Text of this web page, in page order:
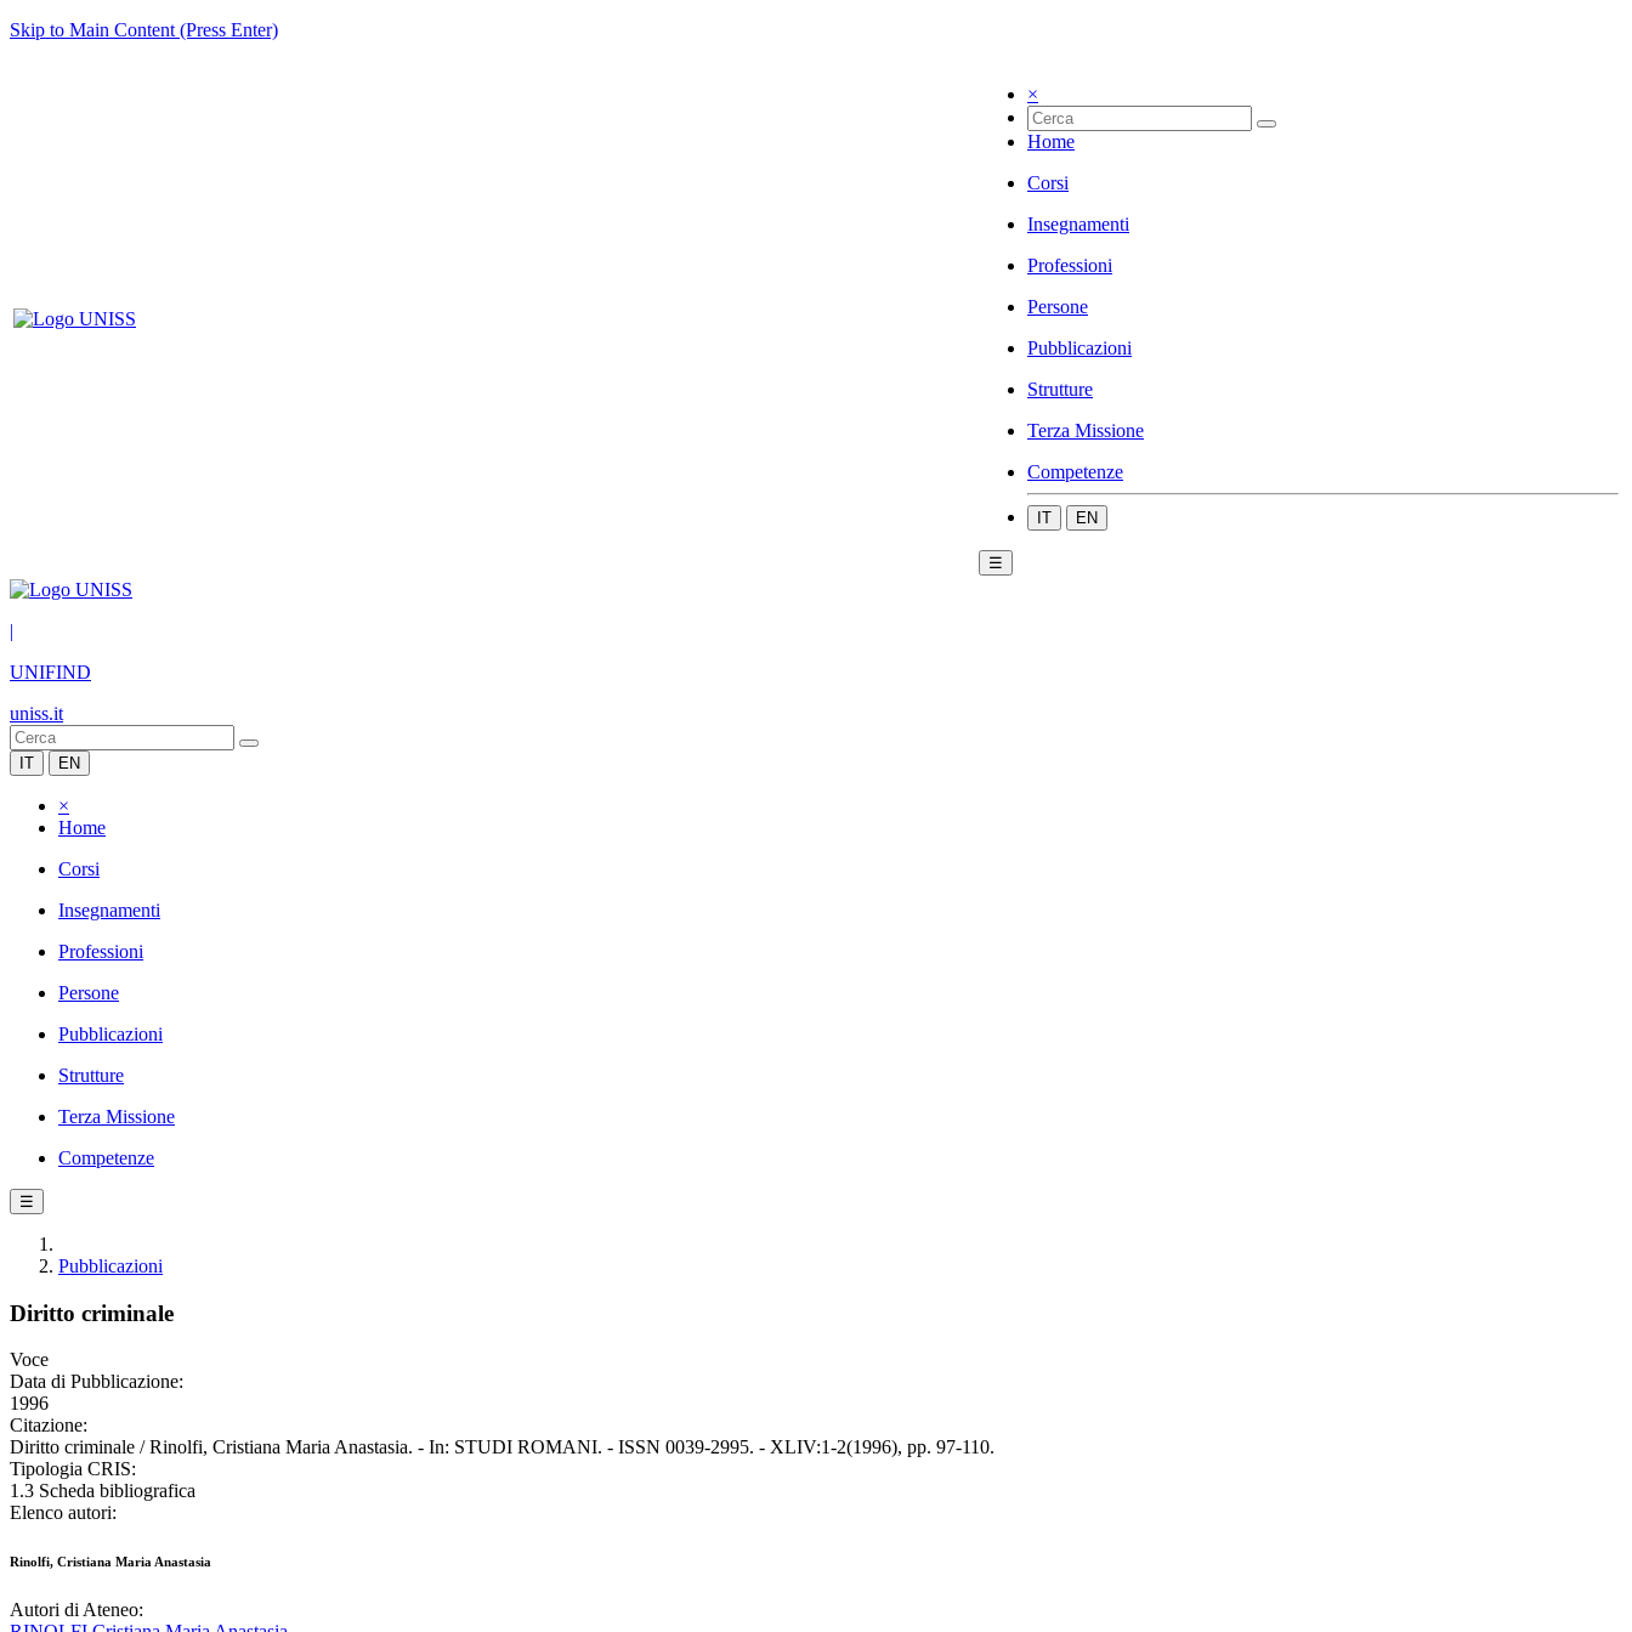
Skip to Main Content (Press Enter)
×
Home
Corsi
Insegnamenti
Professioni
Persone
Pubblicazioni
Strutture
Terza Missione
Competenze
IT EN
☰
|
UNIFIND
uniss.it
IT EN
×
Home
Corsi
Insegnamenti
Professioni
Persone
Pubblicazioni
Strutture
Terza Missione
Competenze
☰
Pubblicazioni
Diritto criminale
Voce
Data di Pubblicazione:
1996
Citazione:
Diritto criminale / Rinolfi, Cristiana Maria Anastasia. - In: STUDI ROMANI. - ISSN 0039-2995. - XLIV:1-2(1996), pp. 97-110.
Tipologia CRIS:
1.3 Scheda bibliografica
Elenco autori:
Rinolfi, Cristiana Maria Anastasia
Autori di Ateneo: